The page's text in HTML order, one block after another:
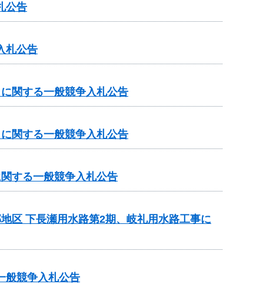
公告
札公告
関する一般競争入札公告
関する一般競争入札公告
する一般競争入札公告
区 下長瀬用水路第2期、岐礼用水路工事に
般競争入札公告